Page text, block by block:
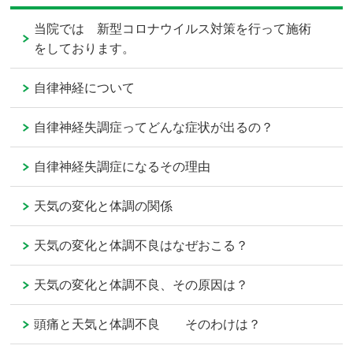
当院では 新型コロナウイルス対策を行って施術
をしております。
自律神経について
自律神経失調症ってどんな症状が出るの？
自律神経失調症になるその理由
天気の変化と体調の関係
天気の変化と体調不良はなぜおこる？
天気の変化と体調不良、その原因は？
頭痛と天気と体調不良 そのわけは？